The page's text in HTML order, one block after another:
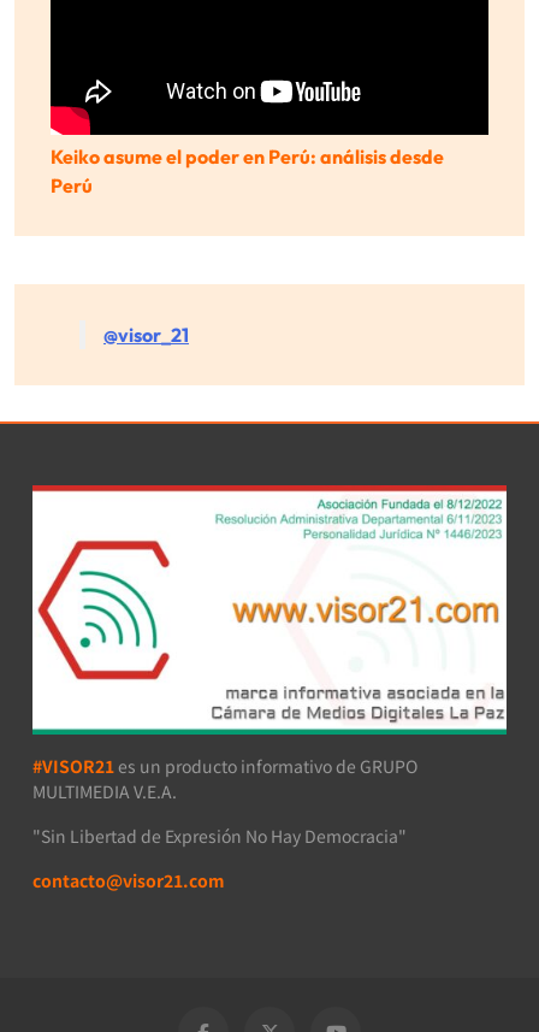
Keiko asume el poder en Perú: análisis desde
Perú
@visor_21
#VISOR21 es un producto informativo de GRUPO
MULTIMEDIA V.E.A.
"Sin Libertad de Expresión No Hay Democracia"
contacto@visor21.com